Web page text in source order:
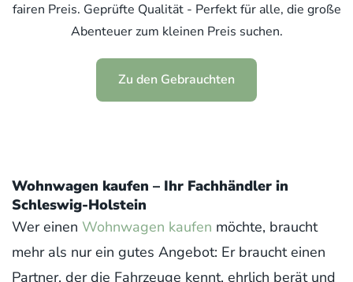
fairen Preis. Geprüfte Qualität - Perfekt für alle, die große
Abenteuer zum kleinen Preis suchen.
Zu den Gebrauchten
Wohnwagen kaufen – Ihr Fachhändler in
Schleswig-Holstein
Wer einen Wohnwagen kaufen möchte, braucht
mehr als nur ein gutes Angebot: Er braucht einen
Partner, der die Fahrzeuge kennt, ehrlich berät und